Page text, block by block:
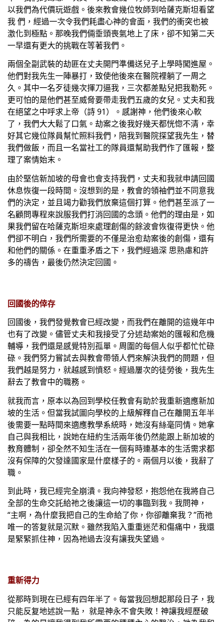
以我們為代價玩遊戲。後來教會幾位牧師到哈薩克斯坦看望
我 們，經過一次令我們耗盡心神的會面，我們的衝突也被
激化到極點。那晚我們倆垂頭喪氣地上了床，卻不知第二天
一早還有更大的挑戰在等著我們。
兩個全副武裝的劫匪在丈夫開門準備送兒子上學時闖進屋。
他們對我先生一陣暴打，致使他後來在醫院裡躺了一周之
久。其中一名歹徒幾次揮刀逼我，三次都差點兒把我勒死。
更可怕的是他們甚至威脅要帶走我們五歲的女兒。丈夫和我
在絕望之中呼求上帝（詩 91）。感謝神，他們後來心軟
了，我們大大鬆了口氣。劫案之後我好幾天都恍惚不清，幸
好其它幾位隊員幫忙照料我們，陪我到醫院探望我先生，替
我們做飯，而且一名當社工的隊員還幫助我們作了匯報，整
理了案情始末。
由於堅信新加坡的母會也會支持我們，丈夫和我就申請回國
休息恢復一段時間。沒想到的是，教會的領袖們並不同意我
們的決定，並且竭力勸我們放棄這個打算。他們甚至派了一
名顧問專程來說服我們打消回國的念頭。他們的理由是，如
果我們留在哈薩克斯坦來處理創傷的餘波會恢復得更快。他
們卻不明白，我們所需要的不僅是治愈劫案後的創傷，還有
和他們的關係。在重重矛盾之下，我們經過深 思熟慮和許
多的禱告，最後仍然決定回國。
回國後的倖存
回國後，我們發覺教會已經改變，而我們在離開的這幾年中
也有了改變。儘管丈夫和我接受了分述劫案始的匯報和危機
輔導，我們還是感覺特別孤單。周圍的每個人似乎都忙忙碌
碌。我們努力嘗試去與教會帶領人們來解決我們的問題，但
我們越是努力，就越感到憤怒。經過屢次的徒勞後，我先生
辭去了教會中的職務。
就我而言，原本以為回到學校任教會有助於我重新適應新加
坡的生活。但當我試圖向學校的上級解釋自己在離開五年半
後需要一點時間來適應教學系統時，她沒有絲毫同情。她拿
自己與我相比，說她在紐約生活兩年後仍然能跟上新加坡的
教育體制，卻全然不知生活在一個有時連基本的生活需求都
沒有保障的欠發達國家是什麼樣子的。兩個月以後，我辭了
職。
到此時，我已經完全崩潰。我向神發怒，抱怨他在我將自己
全部的生命交託給祂之後讓這一切的事臨到我。我問神，
“主啊，為什麼我把自己的生命給了你，你卻離棄我？”而祂
唯一的答复就是沉默。雖然我陷入重重迷茫和傷痛中，我還
是緊緊抓住神，因為祂過去沒有讓我失望過。
重新得力
從那時到現在已經有四年半了。每當我回想起那段日子，我
只能反复地述說一點， 就是神永不會失敗！神讓我經歷破